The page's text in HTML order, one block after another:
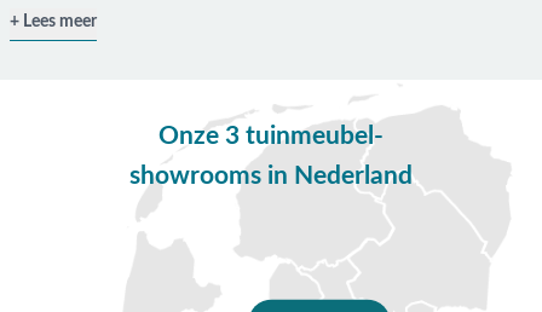
uitstraling, maar kan daarnaast vele vormen en maten aannemen. De
collectie houten loungebanken van Van der Garde Tuinmeubelen is
divers, zodat er voor iedere tuin een perfecte bank tussen zit. Van
modern tot klassiek of een tikkeltje eigenzinnig – bekijk ons
assortiment en ontdek het zelf.
Ons assortiment loungebanken voor de tuin -
Lees meer
Onze 3 tuinmeubel-
showrooms in Nederland